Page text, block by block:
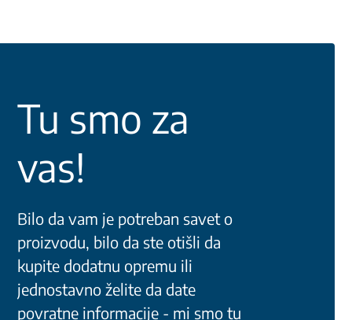
Tu smo za
vas!
Bilo da vam je potreban savet o
proizvodu, bilo da ste otišli da
kupite dodatnu opremu ili
jednostavno želite da date
povratne informacije - mi smo tu